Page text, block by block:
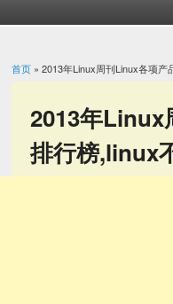
你在这里
首页 » 2013年Linux周刊Linux各项
2013年
排行榜,linux